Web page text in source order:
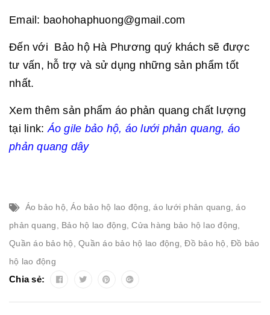
Email: baohohaphuong@gmail.com
Đến với Bảo hộ Hà Phương quý khách sẽ được
tư vấn, hỗ trợ và sử dụng những sản phẩm tốt
nhất.
Xem thêm sản phẩm áo phản quang chất lượng
tại link:Áo gile bảo hộ, áo lưới phản quang, áo
phản quang dây
Áo bảo hộ,Áo bảo hộ lao động,áo lưới phản quang,áo
phản quang, Bảo hộ lao động,Cửa hàng bảo hộ lao động,
Quần áo bảo hộ, Quần áo bảo hộ lao động,Đồ bảo hộ, Đồ bảo
hộ lao động
Chia sẻ: